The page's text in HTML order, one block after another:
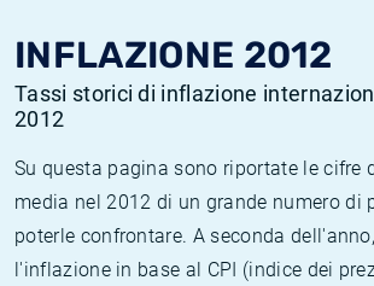
INFLAZIONE 2012
Tassi storici di inflazione
2012
Su questa pagina sono riportate le cifre
media nel 2012 di un grande numero di
poterle confrontare. A seconda
l'inflazione in base al CPI (indice dei